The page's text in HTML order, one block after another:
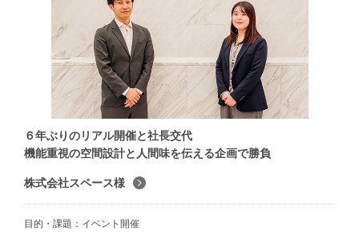
６年ぶりのリアル開催と社長交代
機能重視の空間設計と人間味を伝える企画で勝負
株式会社スペース様
目的・課題
イベント開催